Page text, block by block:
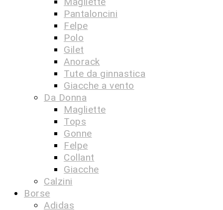
Pantaloncini
Felpe
Polo
Gilet
Anorack
Tute da ginnastica
Giacche a vento
Da Donna
Magliette
Tops
Gonne
Felpe
Collant
Giacche
Calzini
Borse
Adidas